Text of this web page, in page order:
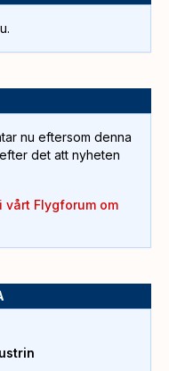
nu eftersom denna
det att nyheten
vårt Flygforum om